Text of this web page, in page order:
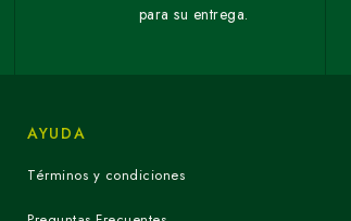
para su entrega.
AYUDA
Términos y condiciones